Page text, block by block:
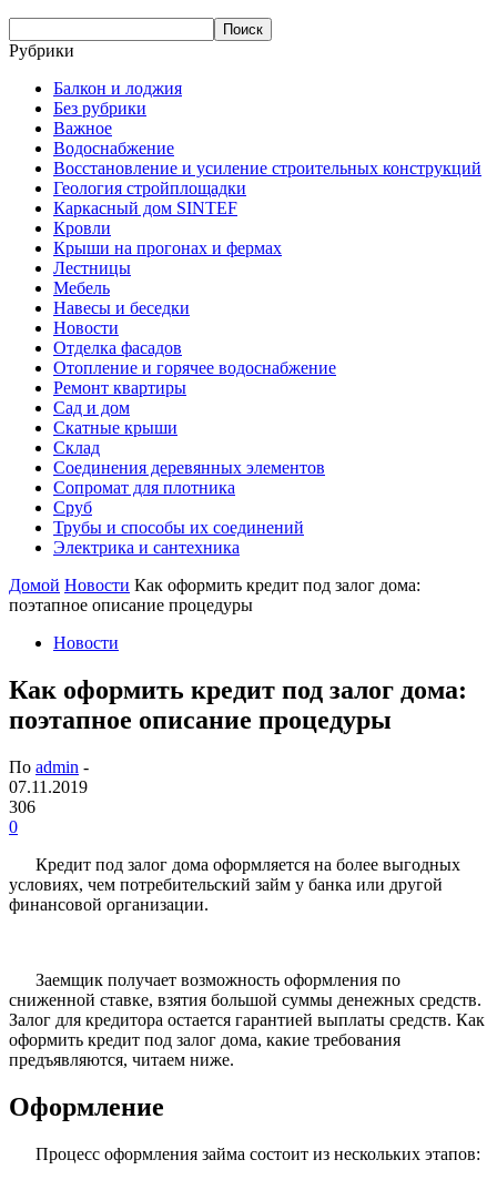
Рубрики
Балкон и лоджия
Без рубрики
Важное
Водоснабжение
Восстановление и усиление строительных конструкций
Геология стройплощадки
Каркасный дом SINTEF
Кровли
Крыши на прогонах и фермах
Лестницы
Мебель
Навесы и беседки
Новости
Отделка фасадов
Отопление и горячее водоснабжение
Ремонт квартиры
Сад и дом
Скатные крыши
Склад
Соединения деревянных элементов
Сопромат для плотника
Сруб
Трубы и способы их соединений
Электрика и сантехника
Домой Новости Как оформить кредит под залог дома:
поэтапное описание процедуры
Новости
Как оформить кредит под залог дома:
поэтапное описание процедуры
По admin -
07.11.2019
306
0
Кредит под залог дома оформляется на более выгодных
условиях, чем потребительский займ у банка или другой
финансовой организации.
Заемщик получает возможность оформления по
сниженной ставке, взятия большой суммы денежных средств.
Залог для кредитора остается гарантией выплаты средств. Как
оформить кредит под залог дома, какие требования
предъявляются, читаем ниже.
Оформление
Процесс оформления займа состоит из нескольких этапов: